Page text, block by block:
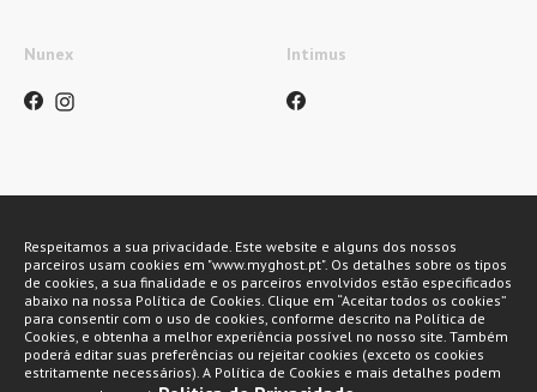
Nunex Intimus
Respeitamos a sua privacidade. Este website e alguns dos nossos
parceiros usam cookies em "www.myghost.pt". Os detalhes sobre os tipos
de cookies, a sua finalidade e os parceiros envolvidos estão especificados
abaixo na nossa Política de Cookies. Clique em “Aceitar todos os cookies”
para consentir com o uso de cookies, conforme descrito na Política de
Cookies, e obtenha a melhor experiência possível no nosso site. Também
poderá editar suas preferências ou rejeitar cookies (exceto os cookies
estritamente necessários). A Política de Cookies e mais detalhes podem